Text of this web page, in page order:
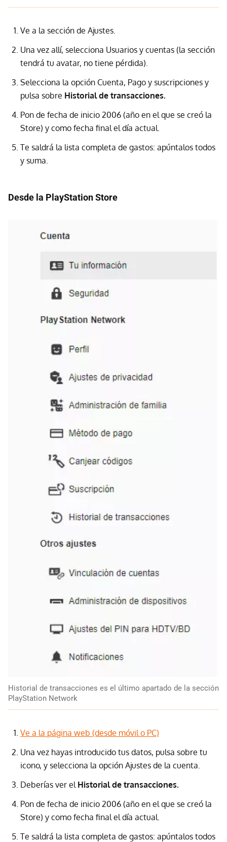
Ve a la sección de Ajustes.
Una vez allí, selecciona Usuarios y cuentas (la sección
tendrá tu avatar, no tiene pérdida).
Selecciona la opción Cuenta, Pago y suscripciones y
pulsa sobre Historial de transacciones.
Pon de fecha de inicio 2006 (año en el que se creó la
Store) y como fecha final el día actual.
Te saldrá la lista completa de gastos: apúntalos todos
y suma.
Desde la PlayStation Store
Historial de transacciones es el último apartado de la sección
PlayStation Network
Ve a la página web (desde móvil o PC)
Una vez hayas introducido tus datos, pulsa sobre tu
icono, y selecciona la opción Ajustes de la cuenta.
Deberías ver el Historial de transacciones.
Pon de fecha de inicio 2006 (año en el que se creó la
Store) y como fecha final el día actual.
Te saldrá la lista completa de gastos: apúntalos todos